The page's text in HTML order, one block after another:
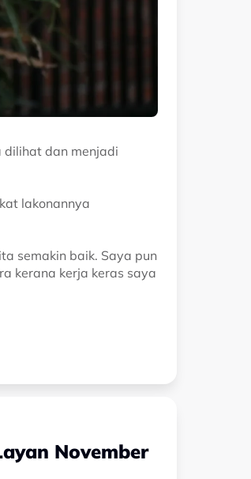
dilihat dan menjadi
lakonannya
semakin baik. Saya pun
kerana kerja keras saya
semua orang terkesan
semua,"
dalam zon selesa atau
November